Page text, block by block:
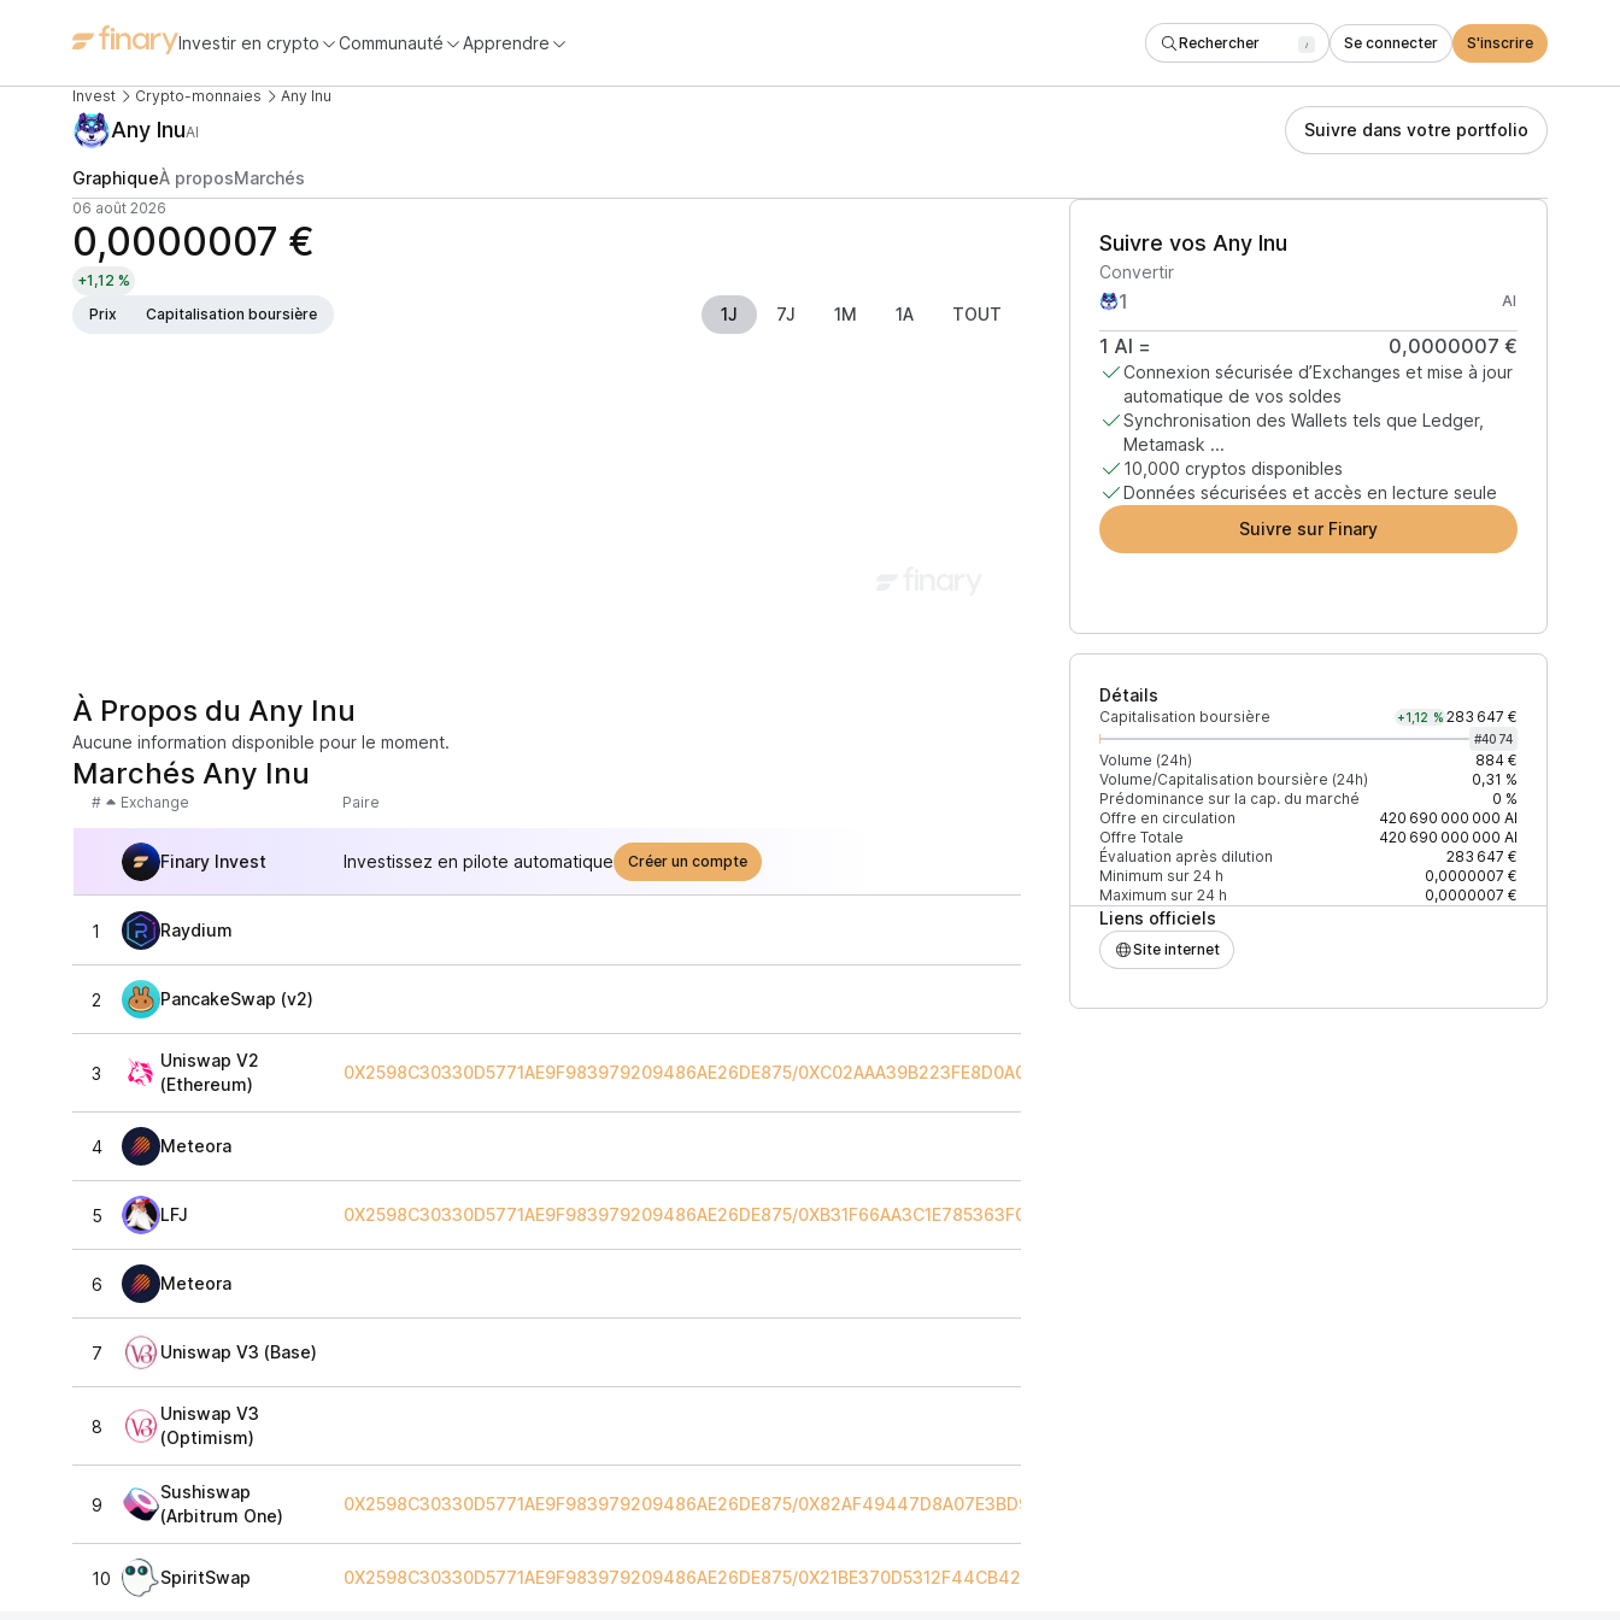
Investir en crypto Communauté Apprendre Rechercher / Se connecter S'inscrire
Invest Crypto-monnaies Any Inu
Any InuAI Suivre dans votre portfolio
GraphiqueÀ proposMarchés
06 août 2026
0,0000007 €
+1,12 %
Prix
Capitalisation boursière 1J 7J 1M 1A TOUT
Suivre vos Any Inu
Convertir
AI
1 AI = 0,0000007 €
Connexion sécurisée d’Exchanges et mise à jour
automatique de vos soldes
Synchronisation des Wallets tels que Ledger,
Metamask ...
10,000 cryptos disponibles
Données sécurisées et accès en lecture seule
Suivre sur Finary
Détails
Capitalisation boursière +1,12 % 283 647 €
#4074
Volume (24h)
884 €
Volume/Capitalisation boursière (24h)
0,31 %
Prédominance sur la cap. du marché
0 %
Offre en circulation
420 690 000 000 AI
Offre Totale
420 690 000 000 AI
Évaluation après dilution
283 647 €
Minimum sur 24 h
0,0000007 €
Maximum sur 24 h
0,0000007 €
Liens officiels
Site internet
À Propos du Any Inu
Aucune information disponible pour le moment.
Marchés Any Inu
# Exchange Paire +2% depth
Finary Invest Investissez en pilote automatique Créer un compte
1 Raydium
2 PancakeSwap (v2) 423 $
3
Uniswap V2
(Ethereum)
0X2598C30330D5771AE9F983979209486AE26DE875/0XC02AAA39B223FE8D0A0E5C4F27EAD9083C756CC2
4 Meteora
5 LFJ 0X2598C30330D5771AE9F983979209486AE26DE875/0XB31F66AA3C1E785363F0875A1B74E27B85FD66C7
6 Meteora
7 Uniswap V3 (Base)
8
Uniswap V3
(Optimism)
9
Sushiswap
(Arbitrum One)
0X2598C30330D5771AE9F983979209486AE26DE875/0X82AF49447D8A07E3BD95BD0D56F35241523FBAB1
10 SpiritSwap 0X2598C30330D5771AE9F983979209486AE26DE875/0X21BE370D5312F44CB42CE377BC9B8A0CEF1A4C83